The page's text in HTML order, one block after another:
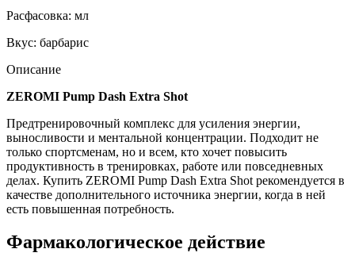
Расфасовка: мл
Вкус: барбарис
Описание
ZEROMI Pump Dash Extra Shot
Предтренировочный комплекс для усиления энергии,
выносливости и ментальной концентрации. Подходит не
только спортсменам, но и всем, кто хочет повысить
продуктивность в тренировках, работе или повседневных
делах. Купить ZEROMI Pump Dash Extra Shot рекомендуется в
качестве дополнительного источника энергии, когда в ней
есть повышенная потребность.
Фармакологическое действие